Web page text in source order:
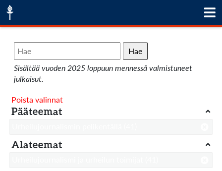
Hae
Sisältää vuoden 2025 loppuun mennessä valmistuneet
julkaisut.
Poista valinnat
Pääteemat
Alateemat